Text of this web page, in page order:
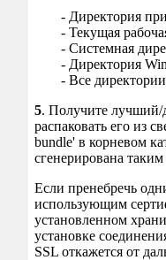
- Директория
- Текущая
- Системная
- Директория
- Все
5. Получите лучший/
распаковать его из
bundle' в корневом
сгенерирована
Если пренебречь
использующим
установленном
установке
SSL откажется от